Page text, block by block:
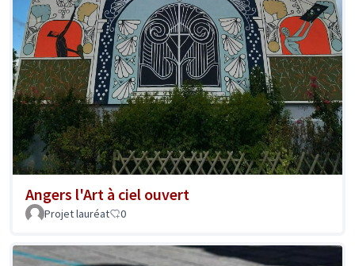
Angers l'Art à ciel ouvert
Projet lauréat 0